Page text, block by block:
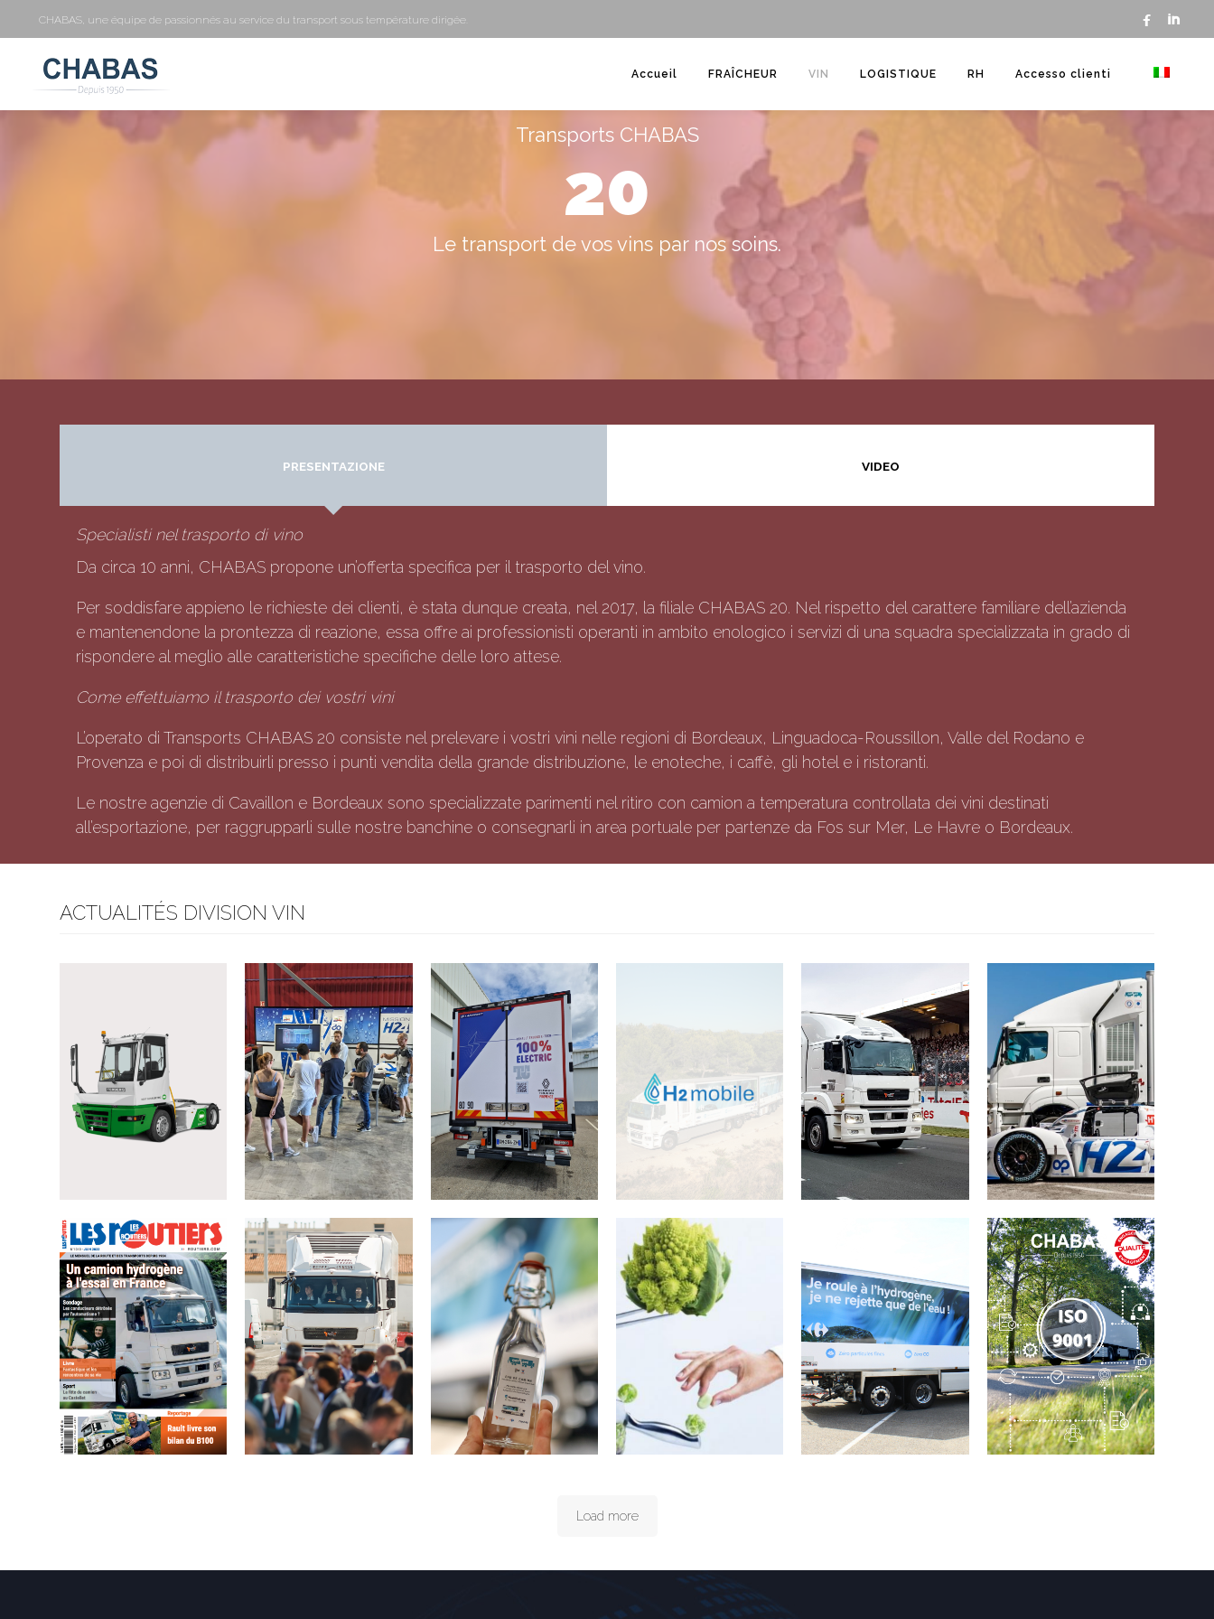
CHABAS, une équipe de passionnés au service du transport sous température dirigée.  
Accueil FRAÎCHEUR VIN LOGISTIQUE RH Accesso clienti
Transports CHABAS
20
Le transport de vos vins par nos soins.
PRESENTAZIONE VIDEO
Specialisti nel trasporto di vino
Da circa 10 anni, CHABAS propone un’offerta specifica per il trasporto del vino.
Per soddisfare appieno le richieste dei clienti, è stata dunque creata, nel 2017, la filiale CHABAS 20. Nel rispetto del carattere familiare dell’azienda
e mantenendone la prontezza di reazione, essa offre ai professionisti operanti in ambito enologico i servizi di una squadra specializzata in grado di
rispondere al meglio alle caratteristiche specifiche delle loro attese.
Come effettuiamo il trasporto dei vostri vini
L’operato di Transports CHABAS 20 consiste nel prelevare i vostri vini nelle regioni di Bordeaux, Linguadoca-Roussillon, Valle del Rodano e
Provenza e poi di distribuirli presso i punti vendita della grande distribuzione, le enoteche, i caffè, gli hotel e i ristoranti.
Le nostre agenzie di Cavaillon e Bordeaux sono specializzate parimenti nel ritiro con camion a temperatura controllata dei vini destinati
all’esportazione, per raggrupparli sulle nostre banchine o consegnarli in area portuale per partenze da Fos sur Mer, Le Havre o Bordeaux.
ACTUALITÉS DIVISION VIN
Test d’un tracteur de parc
électrique
Formation aux
Fondamentaux
Hydrogène
Nouveau camion porteur
100 % électrique
CATHYOPÉ aux 24h
camions
Rencontres du SCoT
Reportage – Les Routiers
Cathyopé, nouveau
camion à hydrogène
Camion CATHyOPÉ, Une
histoire d’avenir qui s’écrit
désormais au présent !
SIRHA 2021
Je roule à l’hydrogène, je
ne rejette que de l’eau !
20 ans de certification ISO
9001
Load more